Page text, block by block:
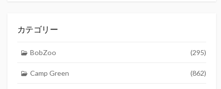
カテゴリー
BobZoo (295)
Camp Green (862)